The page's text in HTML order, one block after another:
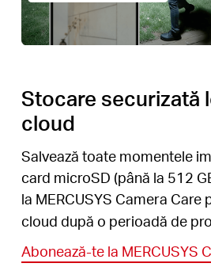
Stocare securizată
cloud
Salvează toate momentele
card microSD (până la 512
la MERCUSYS Camera Care
cloud după o perioadă de
Abonează-te la MERCUSYS